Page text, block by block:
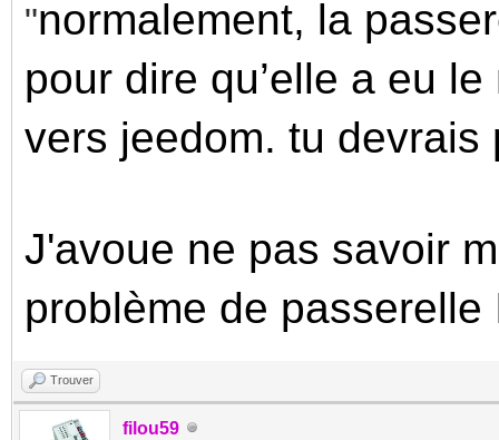
"normalement, la
pour dire qu’elle a eu
vers jeedom. tu
J'avoue ne pas savoir
problème de passerelle
Trouver
filou59